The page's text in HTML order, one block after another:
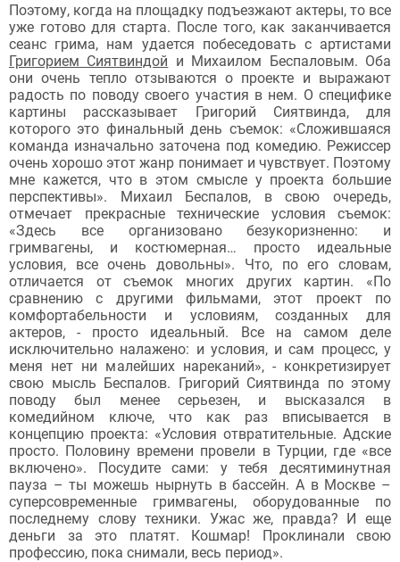
Поэтому, когда на площадку подъезжают актеры, то все
уже готово для старта. После того, как заканчивается
сеанс грима, нам удается побеседовать с артистами
Григорием Сиятвиндой и Михаилом Беспаловым. Оба
они очень тепло отзываются о проекте и выражают
радость по поводу своего участия в нем. О специфике
картины рассказывает Григорий Сиятвинда, для
которого это финальный день съемок: «Сложившаяся
команда изначально заточена под комедию. Режиссер
очень хорошо этот жанр понимает и чувствует. Поэтому
мне кажется, что в этом смысле у проекта большие
перспективы». Михаил Беспалов, в свою очередь,
отмечает прекрасные технические условия съемок:
«Здесь все организовано безукоризненно: и
гримвагены, и костюмерная… просто идеальные
условия, все очень довольны». Что, по его словам,
отличается от съемок многих других картин. «По
сравнению с другими фильмами, этот проект по
комфортабельности и условиям, созданных для
актеров, - просто идеальный. Все на самом деле
исключительно налажено: и условия, и сам процесс, у
меня нет ни малейших нареканий», - конкретизирует
свою мысль Беспалов. Григорий Сиятвинда по этому
поводу был менее серьезен, и высказался в
комедийном ключе, что как раз вписывается в
концепцию проекта: «Условия отвратительные. Адские
просто. Половину времени провели в Турции, где «все
включено». Посудите сами: у тебя десятиминутная
пауза – ты можешь нырнуть в бассейн. А в Москве –
суперсовременные гримвагены, оборудованные по
последнему слову техники. Ужас же, правда? И еще
деньги за это платят. Кошмар! Проклинали свою
профессию, пока снимали, весь период».